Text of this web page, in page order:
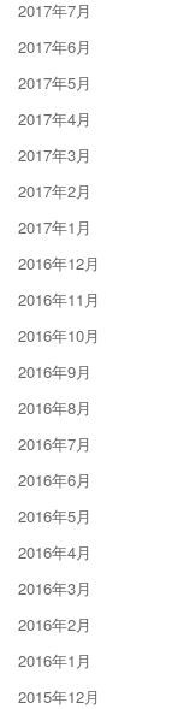
2017年7月
2017年6月
2017年5月
2017年4月
2017年3月
2017年2月
2017年1月
2016年12月
2016年11月
2016年10月
2016年9月
2016年8月
2016年7月
2016年6月
2016年5月
2016年4月
2016年3月
2016年2月
2016年1月
2015年12月